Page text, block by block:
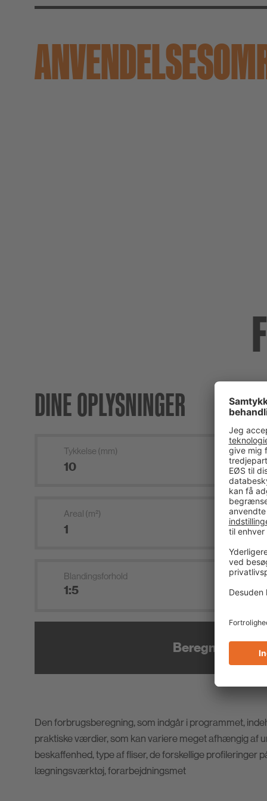
DINE OPLYSNINGER
Tykkelse (mm)
Areal (m²)
Blandingsforhold
Beregn nu
Den forbrugsberegning, som indgår i programmet,
praktiske værdier, som kan variere meget afhængig af
beskaffenhed, type af fliser, de forskellige profileringer
lægningsværktøj, forarbejdningsmet